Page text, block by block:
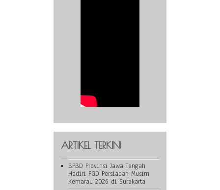
ARTIKEL TERKINI
BPBD Provinsi Jawa Tengah
Hadiri FGD Persiapan Musim
Kemarau 2026 di Surakarta